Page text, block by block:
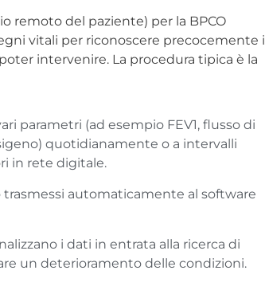
remoto del paziente) per la BPCO
vitali per riconoscere precocemente i
intervenire. La procedura tipica è la
parametri (ad esempio FEV1, flusso di
quotidianamente o a intervalli
in rete digitale.
automaticamente al software
i dati in entrata alla ricerca di
un deterioramento delle condizioni.